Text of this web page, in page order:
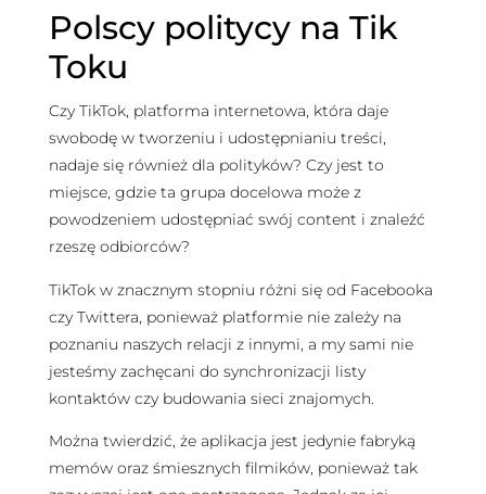
Polscy politycy na Tik
Toku
Czy TikTok, platforma internetowa, która daje
swobodę w tworzeniu i udostępnianiu treści,
nadaje się również dla polityków? Czy jest to
miejsce, gdzie ta grupa docelowa może z
powodzeniem udostępniać swój content i znaleźć
rzeszę odbiorców?
TikTok w znacznym stopniu różni się od Facebooka
czy Twittera, ponieważ platformie nie zależy na
poznaniu naszych relacji z innymi, a my sami nie
jesteśmy zachęcani do synchronizacji listy
kontaktów czy budowania sieci znajomych.
Można twierdzić, że aplikacja jest jedynie fabryką
memów oraz śmiesznych filmików, ponieważ tak